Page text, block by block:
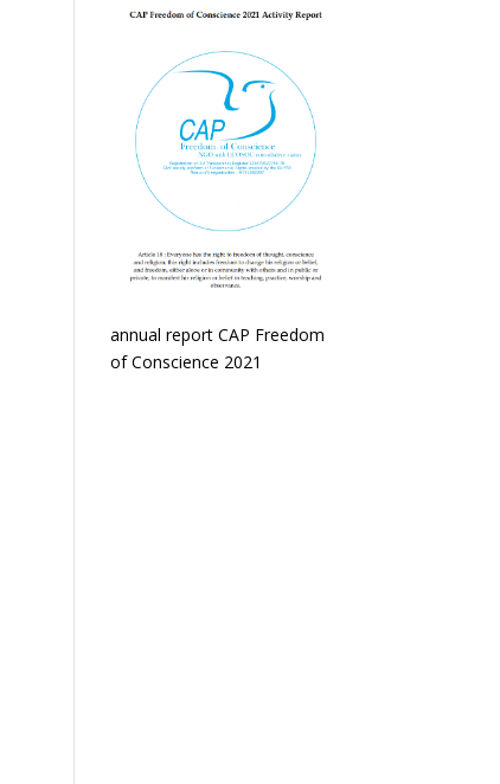
annual report CAP Freedom
of Conscience 2021